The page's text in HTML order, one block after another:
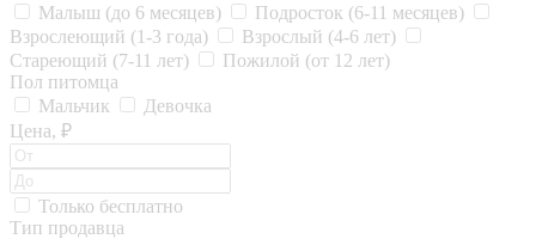
Малыш (до 6 месяцев)
Подросток (6-11 месяцев)
Взрослеющий (1-3 года)
Взрослый (4-6 лет)
Стареющий (7-11 лет)
Пожилой (от 12 лет)
Пол питомца
Мальчик
Девочка
Цена, ₽
Только бесплатно
Тип продавца